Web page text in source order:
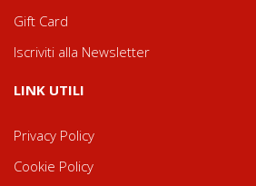
Gift Card
Iscriviti alla Newsletter
LINK UTILI
Privacy Policy
Cookie Policy